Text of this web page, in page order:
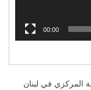
00:00
المركزي في لبنان